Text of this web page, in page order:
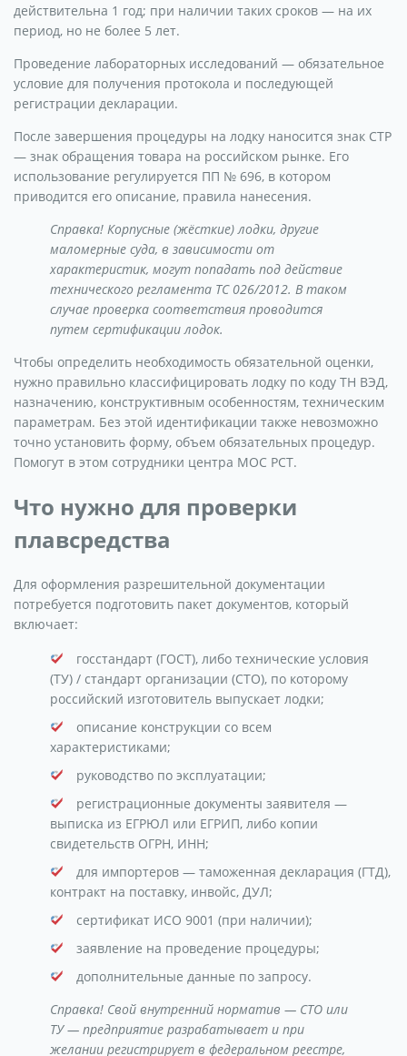
действительна 1 год; при наличии таких сроков — на их
период, но не более 5 лет.
Проведение лабораторных исследований — обязательное
условие для получения протокола и последующей
регистрации декларации.
После завершения процедуры на лодку наносится знак СТР
— знак обращения товара на российском рынке. Его
использование регулируется ПП № 696, в котором
приводится его описание, правила нанесения.
Справка! Корпусные (жёсткие) лодки, другие
маломерные суда, в зависимости от
характеристик, могут попадать под действие
технического регламента ТС 026/2012. В таком
случае проверка соответствия проводится
путем сертификации лодок.
Чтобы определить необходимость обязательной оценки,
нужно правильно классифицировать лодку по коду ТН ВЭД,
назначению, конструктивным особенностям, техническим
параметрам. Без этой идентификации также невозможно
точно установить форму, объем обязательных процедур.
Помогут в этом сотрудники центра МОС РСТ.
Что нужно для проверки
плавсредства
Для оформления разрешительной документации
потребуется подготовить пакет документов, который
включает:
госстандарт (ГОСТ), либо технические условия
(ТУ) / стандарт организации (СТО), по которому
российский изготовитель выпускает лодки;
описание конструкции со всем
характеристиками;
руководство по эксплуатации;
регистрационные документы заявителя —
выписка из ЕГРЮЛ или ЕГРИП, либо копии
свидетельств ОГРН, ИНН;
для импортеров — таможенная декларация (ГТД),
контракт на поставку, инвойс, ДУЛ;
сертификат ИСО 9001 (при наличии);
заявление на проведение процедуры;
дополнительные данные по запросу.
Справка! Свой внутренний норматив — СТО или
ТУ — предприятие разрабатывает и при
желании регистрирует в федеральном реестре,